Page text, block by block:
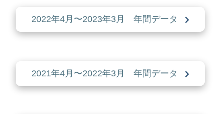
2022年4月〜2023年3月 年間データ
2021年4月〜2022年3月 年間データ